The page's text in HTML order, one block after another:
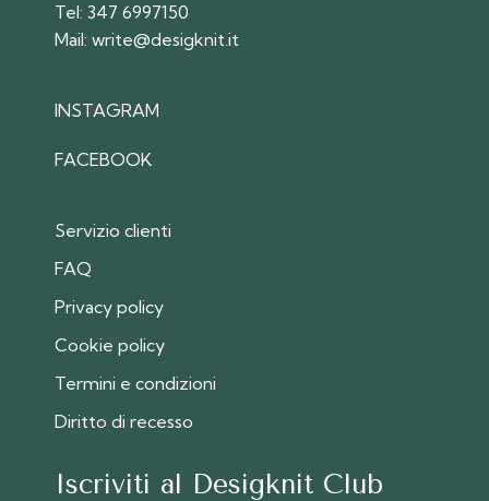
Tel:347 6997150
Mail:write@desigknit.it
INSTAGRAM
FACEBOOK
Servizio clienti
FAQ
Privacy policy
Cookie policy
Termini e condizioni
Diritto di recesso
Iscriviti al Desigknit Club